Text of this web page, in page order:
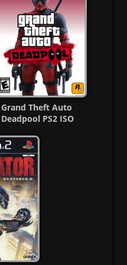
Grand Theft Auto
Deadpool PS2 ISO